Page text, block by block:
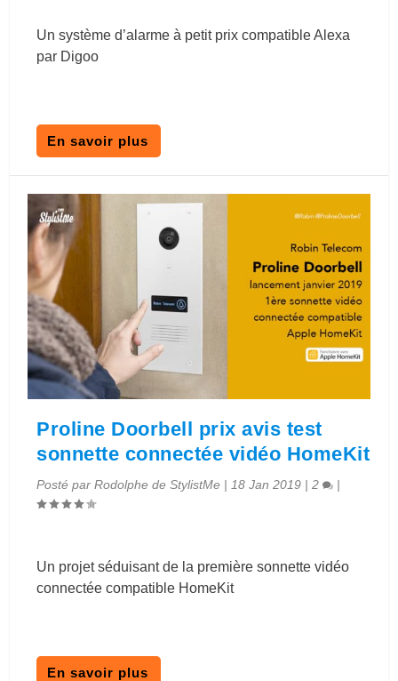
Un système d’alarme à petit prix compatible Alexa
par Digoo
En savoir plus
Proline Doorbell prix avis test
sonnette connectée vidéo HomeKit
Posté parRodolphe de StylistMe |18 Jan 2019 |2 |
Un projet séduisant de la première sonnette vidéo
connectée compatible HomeKit
En savoir plus